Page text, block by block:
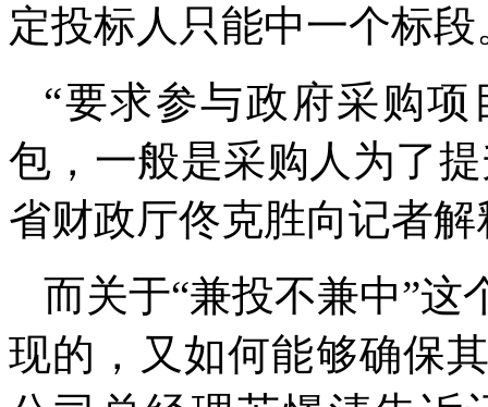
定投标人只能中一个标段
“要求参与政府采购
包，一般是采购人为了
省财政厅佟克胜向记者解
而关于“兼投不兼中”
现的，又如何能够确保